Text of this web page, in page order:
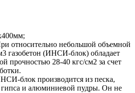
относительно небольшой объемной
газобетон (ИНСИ-блок) обладает
прочностью 28-40 кгс/см2 за счет
блок производится из песка,
гипса и алюминиевой пудры. Он не